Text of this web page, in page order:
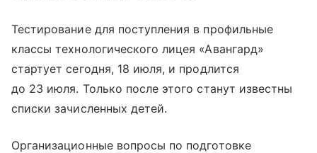
Тестирование для поступления в профильные
классы технологического лицея «Авангард»
стартует сегодня, 18 июля, и продлится
до 23 июля. Только после этого станут известны
списки зачисленных детей.
Организационные вопросы по подготовке